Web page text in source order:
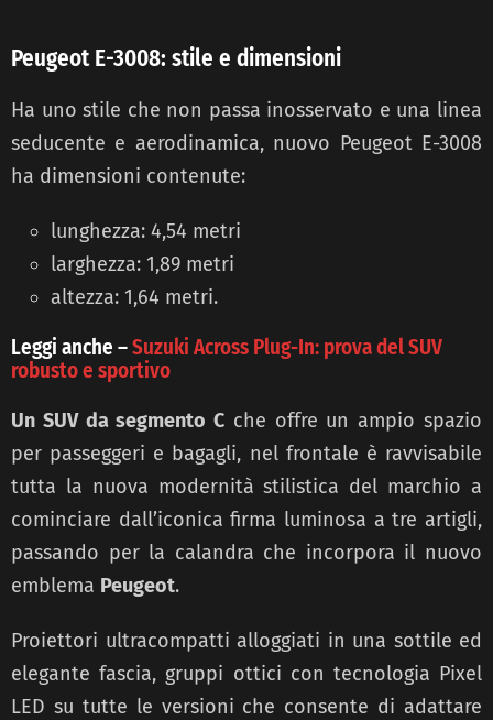
Peugeot E-3008: stile e dimensioni
Ha uno stile che non passa inosservato e una linea
seducente e aerodinamica, nuovo Peugeot E-3008
ha dimensioni contenute:
lunghezza: 4,54 metri
larghezza: 1,89 metri
altezza: 1,64 metri.
Leggi anche –Suzuki Across Plug-In: prova del SUV
robusto e sportivo
Un SUV da segmento C che offre un ampio spazio
per passeggeri e bagagli, nel frontale è ravvisabile
tutta la nuova modernità stilistica del marchio a
cominciare dall’iconica firma luminosa a tre artigli,
passando per la calandra che incorpora il nuovo
emblema Peugeot.
Proiettori ultracompatti alloggiati in una sottile ed
elegante fascia, gruppi ottici con tecnologia Pixel
LED su tutte le versioni che consente di adattare